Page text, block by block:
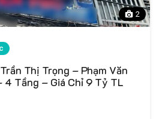
2
Thị Trọng – Phạm Văn
4 Tầng – Giá Chỉ 9 Tỷ TL